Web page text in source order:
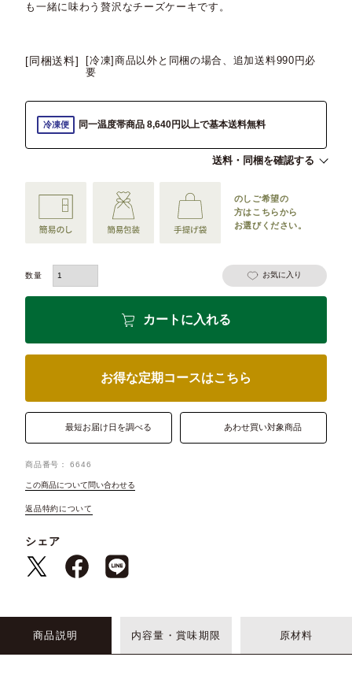
も一緒に味わう贅沢なチーズケーキです。
[同梱送料]
[冷凍]商品以外と同梱の場合、追加送料990円必
要
冷凍便 同一温度帯商品 8,640円以上で基本送料無料
送料・同梱を確認する
のしご希望の
方はこちらから
お選びください。
お気に入り
カートに入れる
お得な定期コースはこちら
最短お届け日を調べる あわせ買い対象商品
商品番号 6646
この商品について問い合わせる
返品特約について
シェア
商品説明 内容量・賞味期限 原材料